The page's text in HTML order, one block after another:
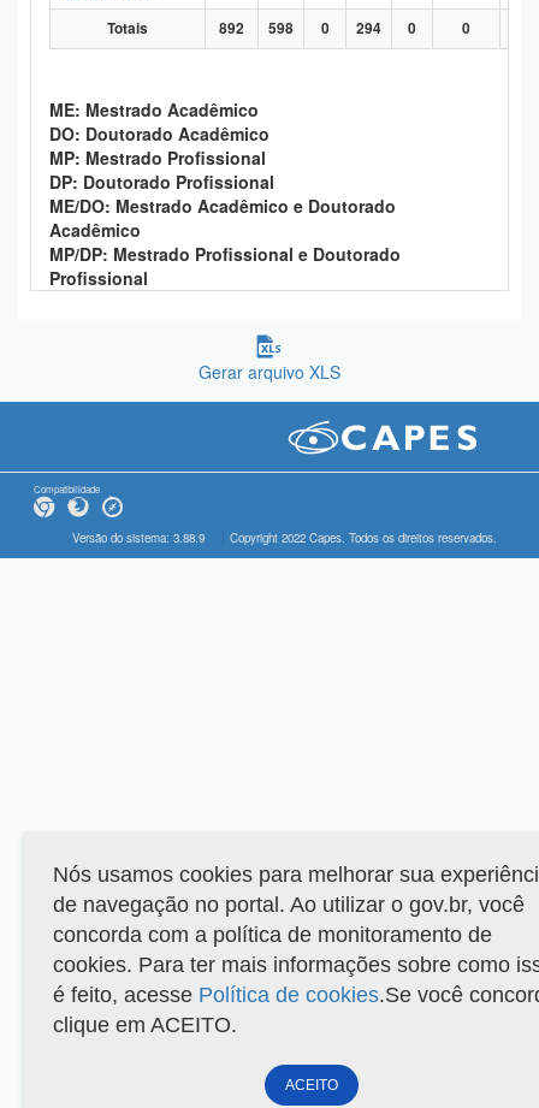
Totais 892 598 0 294 0 0
ME: Mestrado Acadêmico
DO: Doutorado Acadêmico
MP: Mestrado Profissional
DP: Doutorado Profissional
ME/DO: Mestrado Acadêmico e Doutorado
Acadêmico
MP/DP: Mestrado Profissional e Doutorado
Profissional
Gerar arquivo XLS
Compatibilidade
Versão do sistema: 3.88.9 Copyright 2022 Capes. Todos os direitos reservados.
Nós usamos cookies para melhorar sua
de navegação no portal. Ao utilizar o gov.br, você
concorda com a política de monitoramento de
cookies. Para ter mais informações sobre como
é feito, acesse Política de cookies.Se você
clique em ACEITO.
ACEITO